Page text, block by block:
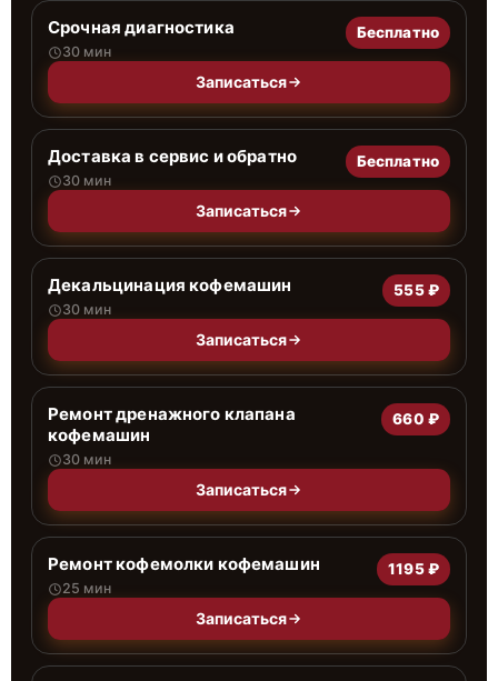
Срочная диагностика
30 мин
Бесплатно
Записаться
Доставка в сервис и обратно
30 мин
Бесплатно
Записаться
Декальцинация кофемашин
30 мин
555 ₽
Записаться
Ремонт дренажного клапана
кофемашин
30 мин
660 ₽
Записаться
Ремонт кофемолки кофемашин
25 мин
1195 ₽
Записаться